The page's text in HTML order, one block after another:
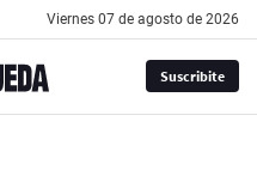
viernes 07 de agosto de 2026
Suscribite